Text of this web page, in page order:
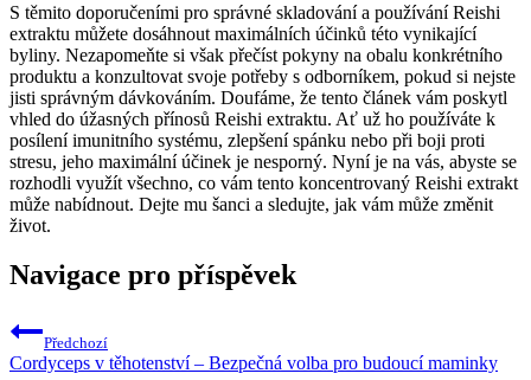
S těmito doporučeními pro správné skladování a používání Reishi
extraktu můžete dosáhnout maximálních účinků této vynikající
byliny. Nezapomeňte si však přečíst pokyny na obalu konkrétního
produktu a konzultovat svoje potřeby s odborníkem, pokud si nejste
jisti správným dávkováním. Doufáme, že tento článek vám poskytl
vhled do úžasných přínosů Reishi extraktu. Ať už ho používáte k
posílení imunitního systému, zlepšení spánku nebo při boji proti
stresu, jeho maximální účinek je nesporný. Nyní je na vás, abyste se
rozhodli využít všechno, co vám tento koncentrovaný Reishi extrakt
může nabídnout. Dejte mu šanci a sledujte, jak vám může změnit
život.
Navigace pro příspěvek
Předchozí
Cordyceps v těhotenství – Bezpečná volba pro budoucí maminky